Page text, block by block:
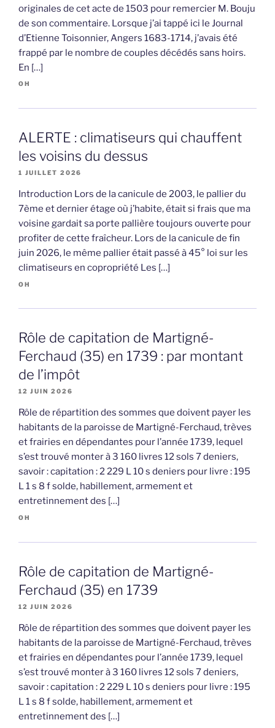
originales de cet acte de 1503 pour remercier M. Bouju
de son commentaire. Lorsque j’ai tappé ici le Journal
d’Etienne Toisonnier, Angers 1683-1714, j’avais été
frappé par le nombre de couples décédés sans hoirs.
En […]
OH
ALERTE : climatiseurs qui chauffent
les voisins du dessus
1 JUILLET 2026
Introduction Lors de la canicule de 2003, le pallier du
7ème et dernier étage où j’habite, était si frais que ma
voisine gardait sa porte pallière toujours ouverte pour
profiter de cette fraîcheur. Lors de la canicule de fin
juin 2026, le même pallier était passé à 45° loi sur les
climatiseurs en copropriété Les […]
OH
Rôle de capitation de Martigné-
Ferchaud (35) en 1739 : par montant
de l’impôt
12 JUIN 2026
Rôle de répartition des sommes que doivent payer les
habitants de la paroisse de Martigné-Ferchaud, trèves
et frairies en dépendantes pour l’année 1739, lequel
s’est trouvé monter à 3 160 livres 12 sols 7 deniers,
savoir : capitation : 2 229 L 10 s deniers pour livre : 195
L 1 s 8 f solde, habillement, armement et
entretinnement des […]
OH
Rôle de capitation de Martigné-
Ferchaud (35) en 1739
12 JUIN 2026
Rôle de répartition des sommes que doivent payer les
habitants de la paroisse de Martigné-Ferchaud, trèves
et frairies en dépendantes pour l’année 1739, lequel
s’est trouvé monter à 3 160 livres 12 sols 7 deniers,
savoir : capitation : 2 229 L 10 s deniers pour livre : 195
L 1 s 8 f solde, habillement, armement et
entretinnement des […]